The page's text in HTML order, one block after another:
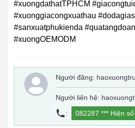
#xuongdathatTPHCM
#xuonggiacongxuathau
#sanxuatphukienda
#xuongOEMODM
Người đăng:
Người liên hệ:
:
082287 *** Hiện số